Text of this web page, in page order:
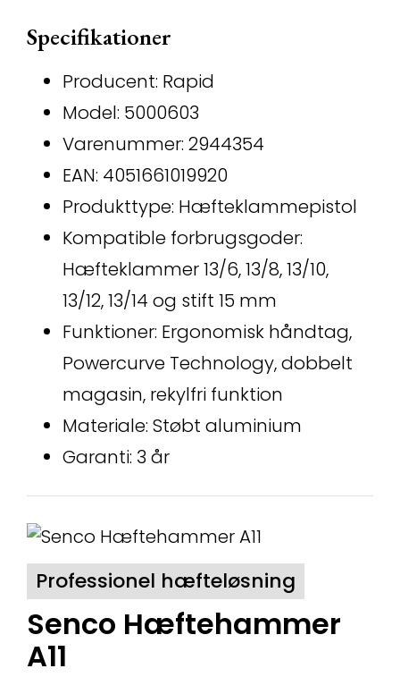
Specifikationer
Producent: Rapid
Model: 5000603
Varenummer: 2944354
EAN: 4051661019920
Produkttype: Hæfteklammepistol
Kompatible forbrugsgoder:
Hæfteklammer 13/6, 13/8, 13/10,
13/12, 13/14 og stift 15 mm
Funktioner: Ergonomisk håndtag,
Powercurve Technology, dobbelt
magasin, rekylfri funktion
Materiale: Støbt aluminium
Garanti: 3 år
Professionel hæfteløsning
Senco Hæftehammer
A11